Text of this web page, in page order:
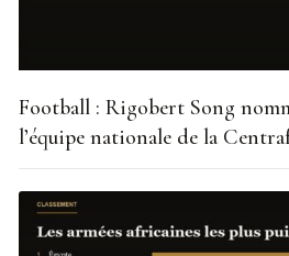
Football : Rigobert Song
l’équipe nationale de la